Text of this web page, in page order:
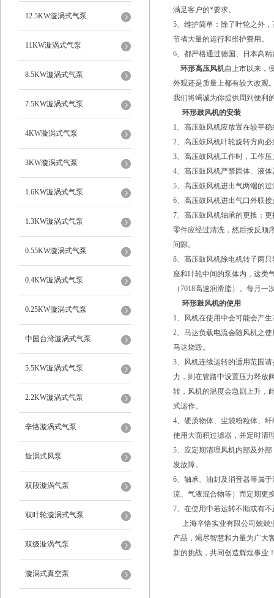
12.5KW漩涡式气泵
11KW漩涡式气泵
8.5KW漩涡式气泵
7.5KW漩涡式气泵
4KW漩涡式气泵
3KW漩涡式气泵
1.6KW漩涡式气泵
1.3KW漩涡式气泵
0.55KW漩涡式气泵
0.4KW漩涡式气泵
0.25KW漩涡式气泵
中国台湾漩涡式气泵
5.5KW漩涡式气泵
2.2KW漩涡式气泵
辛恪漩涡式气泵
旋涡式风泵
双段漩涡气泵
双叶轮漩涡式气泵
双级漩涡气泵
漩涡式真空泵
满足客户的*要求。
5、维护简单：除了叶轮之外
节省大量的运行和维护费用。
6、都严格通过德国、日本高
环形高压风机自上市以来，
外观还是质量上都有较大改观
我们将竭诚为你提供周到便利
环形鼓风机的安装
1、高压鼓风机应放置在较平
2、高压鼓风机叶轮旋转方向
3、高压鼓风机工作时，工作
4、高压鼓风机严禁固体、液
5、高压鼓风机进出气两端的
6、高压鼓风机进出气口外联
7、高压鼓风机轴承的更换：
零件应经过清洗，然后按反顺
间隙。
8、高压鼓风机除电机转子两
座和叶轮中间的泵体内，这类
（7018高速润滑脂）。每月
环形鼓风机的使用
1、风机在使用中会可能会产
2、马达负载电流会随风机之
马达烧毁。
3、风机连续运转的适用范围
力，则在管路中设置压力释放
转，风机的温度会急剧上升，
式运作。
4、硬质物体、尘袋粉粒体、
使用大面积过滤器，并定时清
5、应定期清理风机内部及外
发故障。
6、轴承、油封及消音器等属
流、气液混合物等）而定期更
7、在使用中若运转不顺或有
上海辛恪实业有限公司兢兢
产品，竭尽智慧和力量为广大
新的挑战，共同创造辉煌事业